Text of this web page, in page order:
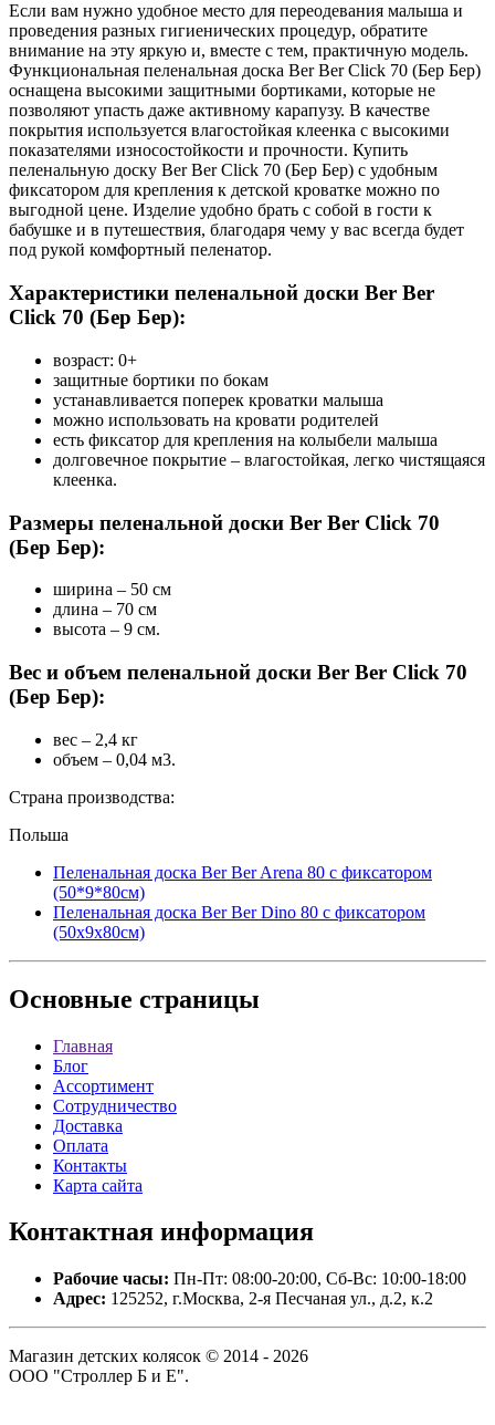
Если вам нужно удобное место для переодевания малыша и
проведения разных гигиенических процедур, обратите
внимание на эту яркую и, вместе с тем, практичную модель.
Функциональная пеленальная доска Ber Ber Click 70 (Бер Бер)
оснащена высокими защитными бортиками, которые не
позволяют упасть даже активному карапузу. В качестве
покрытия используется влагостойкая клеенка с высокими
показателями износостойкости и прочности. Купить
пеленальную доску Ber Ber Click 70 (Бер Бер) с удобным
фиксатором для крепления к детской кроватке можно по
выгодной цене. Изделие удобно брать с собой в гости к
бабушке и в путешествия, благодаря чему у вас всегда будет
под рукой комфортный пеленатор.
Характеристики пеленальной доски Ber Ber
Click 70 (Бер Бер):
возраст: 0+
защитные бортики по бокам
устанавливается поперек кроватки малыша
можно использовать на кровати родителей
есть фиксатор для крепления на колыбели малыша
долговечное покрытие – влагостойкая, легко чистящаяся
клеенка.
Размеры пеленальной доски Ber Ber Click 70
(Бер Бер):
ширина – 50 см
длина – 70 см
высота – 9 см.
Вес и объем пеленальной доски Ber Ber Click 70
(Бер Бер):
вес – 2,4 кг
объем – 0,04 м3.
Страна производства:
Польша
Пеленальная доска Ber Ber Arena 80 с фиксатором
(50*9*80см)
Пеленальная доска Ber Ber Dino 80 с фиксатором
(50х9х80см)
Основные страницы
Главная
Блог
Ассортимент
Сотрудничество
Доставка
Оплата
Контакты
Карта сайта
Контактная информация
Рабочие часы: Пн-Пт: 08:00-20:00, Сб-Вс: 10:00-18:00
Адрес: 125252, г.Москва, 2-я Песчаная ул., д.2, к.2
Магазин детских колясок © 2014 - 2026
ООО "Строллер Б и Е".